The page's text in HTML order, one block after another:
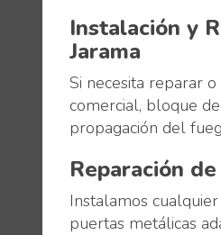
Instalación y
Jarama
Si necesita reparar
comercial, bloque
propagación del
Reparación
Instalamos
puertas metálicas